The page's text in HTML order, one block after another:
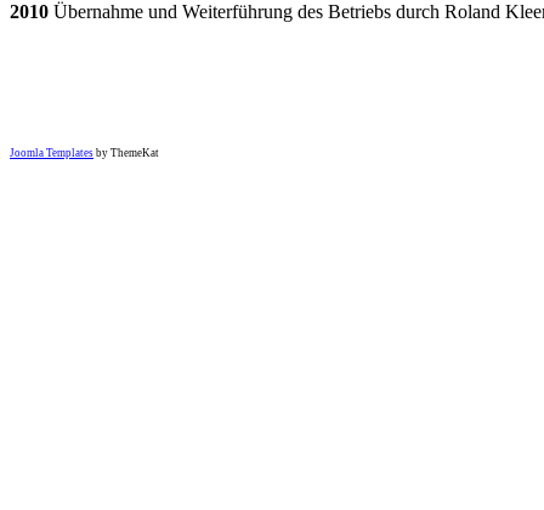
2010 Übernahme und Weiterführung des Betriebs durch Roland
Joomla Templates by ThemeKat